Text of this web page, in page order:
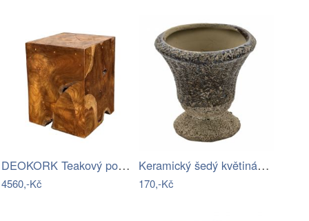
DEOKORK Teakový podstavec BERT MICRO
4560,-Kč
Keramický šedý květináč v antickém…
170,-Kč